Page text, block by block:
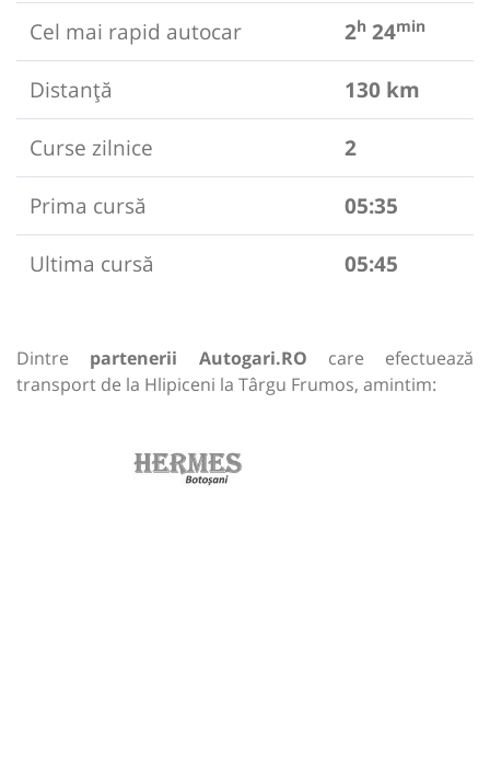
Cel mai rapid autocar
2h 24min
Distanță
130 km
Curse zilnice
2
Prima cursă
05:35
Ultima cursă
05:45
Dintre partenerii Autogari.RO care efectuează
transport de la Hlipiceni la Târgu Frumos, amintim: